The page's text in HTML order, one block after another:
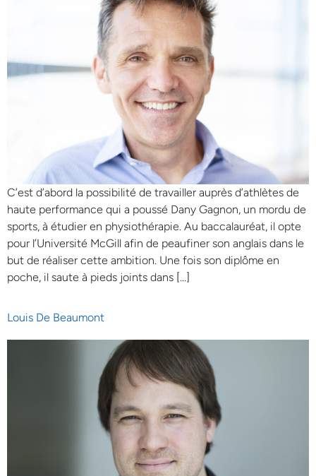
C’est d’abord la possibilité de travailler auprès d’athlètes de
haute performance qui a poussé Dany Gagnon, un mordu de
sports, à étudier en physiothérapie. Au baccalauréat, il opte
pour l’Université McGill afin de peaufiner son anglais dans le
but de réaliser cette ambition. Une fois son diplôme en
poche, il saute à pieds joints dans […]
Louis De Beaumont